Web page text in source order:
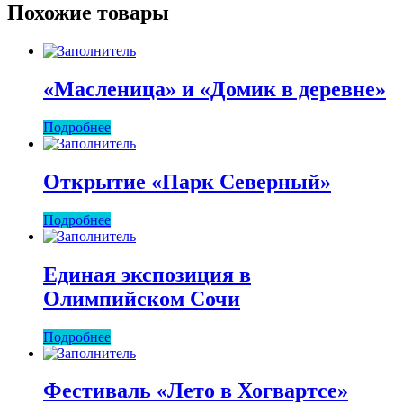
Похожие товары
«Масленица» и «Домик в деревне»
Подробнее
Открытие «Парк Северный»
Подробнее
Единая экспозиция в
Олимпийском Сочи
Подробнее
Фестиваль «Лето в Хогвартсе»